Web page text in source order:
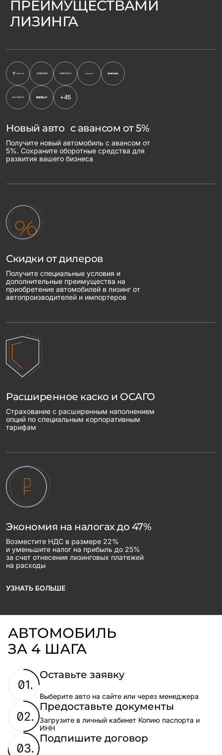
ПРЕИМУЩЕСТВАМИ
ЛИЗИНГА
+45
Новый авто с авансом от 5%
Получите новый автомобиль с авансом от
5%. Сохраните оборотные средства для
развития вашего бизнеса
Скидки от дилеров
Получите специальные условия и
дополнительные преимущества на
приобретение автомобилей в лизинг от
автопроизводителей и импортеров
Расширенное каско и ОСАГО
Страхование с расширенным наполнением
опций по специальным корпоративным
тарифам
Экономия на налогах до 47%
Возместите НДС в размере 22%
и уменьшите налог на прибыль до 25%
за счет отнесения лизинговых платежей
на расходы
УЗНАТЬ БОЛЬШЕ
АВТОМОБИЛЬ
ЗА 4 ШАГА
Оставьте заявку
Выберите авто на сайте или через менеджера
Предоставьте документы
Загрузите в личный кабинет Копию паспорта и
ИНН
Подпишите договор